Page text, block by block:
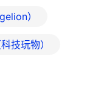
）
技玩物）